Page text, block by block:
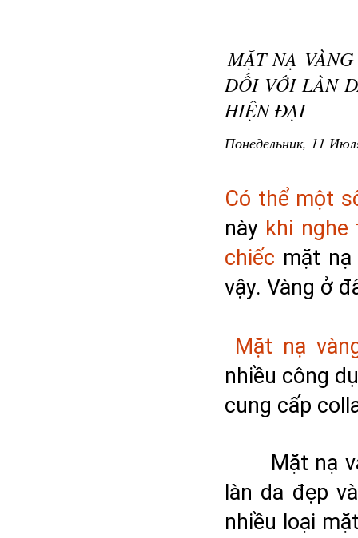
MẶT NẠ
ĐỐI VỚI LÀN
HIỆN ĐẠI
Понедельник, 11
Có thể một
này khi nghe
chiếc mặt
vậy. Vàng ở
Mặt nạ
nhiều công
cung cấp
Mặt nạ
làn da đẹp
nhiều loại